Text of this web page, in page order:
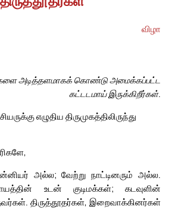
திருத்தூதர்கள்
விழா
அடித்தளமாகக் கொண்டு அமைக்கப்பட்ட
கட்டடமாய் இருக்கிறீர்கள்.
எழுதிய திருமுகத்திலிருந்து
அல்ல; வேற்று நாட்டினரும் அல்ல.
உடன் குடிமக்கள்; கடவுளின்
திருத்தூதர்கள், இறைவாக்கினர்கள்